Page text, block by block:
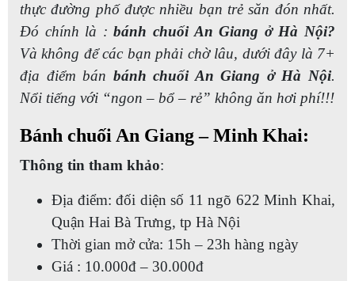
thực đường phố được nhiều bạn trẻ săn đón nhất.
Đó chính là :bánh chuối An Giang ở Hà Nội?
Và không để các bạn phải chờ lâu, dưới đây là 7+
địa điểm bán bánh chuối An Giang ở Hà Nội.
Nổi tiếng với “ngon – bổ – rẻ” không ăn hơi phí!!!
Bánh chuối An Giang – Minh Khai:
Thông tin tham khảo:
Địa điểm: đối diện số 11 ngõ 622 Minh Khai,
Quận Hai Bà Trưng, tp Hà Nội
Thời gian mở cửa: 15h – 23h hàng ngày
Giá : 10.000đ – 30.000đ